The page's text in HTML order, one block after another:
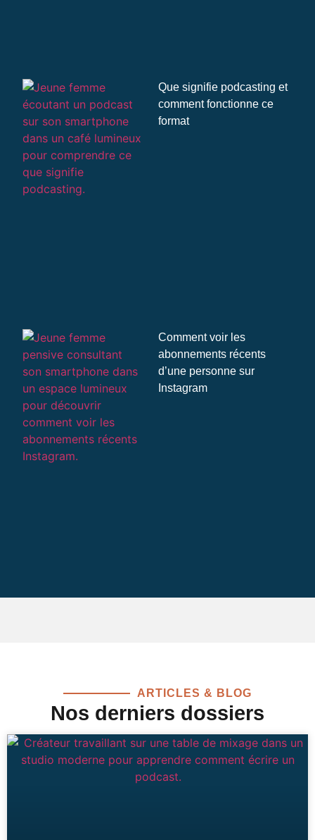
Que signifie podcasting et
comment fonctionne ce
format
Comment voir les
abonnements récents
d’une personne sur
Instagram
ARTICLES & BLOG
Nos derniers dossiers